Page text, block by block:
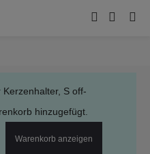
Kerzenhalter, S off-
hinzugefügt.
Warenkorb anzeigen